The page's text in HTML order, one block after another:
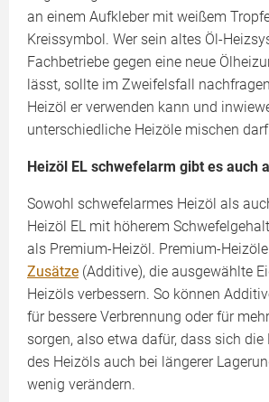
an einem Aufkleber mit weißem
Kreissymbol. Wer sein altes Öl-
Fachbetriebe gegen eine neue
lässt, sollte im Zweifelsfall
Heizöl er verwenden kann und
unterschiedliche Heizöle mischen
Heizöl EL schwefelarm gibt es auch
Sowohl schwefelarmes Heizöl als
Heizöl EL mit höherem
als Premium-Heizöl. Premium-Heizöle
Zusätze (Additive), die ausgewählte
Heizöls verbessern. So können
für bessere Verbrennung oder für
sorgen, also etwa dafür, dass sich die
des Heizöls auch bei längerer
wenig verändern.